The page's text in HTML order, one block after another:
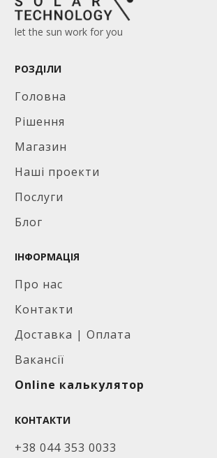
let the sun work for you
РОЗДІЛИ
Головна
Рішення
Магазин
Наші проекти
Послуги
Блог
ІНФОРМАЦІЯ
Про нас
Контакти
Доставка | Оплата
Вакансії
Online калькулятор
КОНТАКТИ
+38 044 353 0033